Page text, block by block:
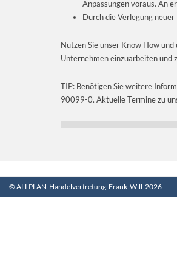
Anpassungen voraus. An
Durch die Verlegung
Nutzen Sie unser Know How
Unternehmen einzuarbeiten und
TIP: Benötigen Sie weitere
90099-0. Aktuelle Termine zu
© ALLPLAN Handelvertretung Frank Will 2026